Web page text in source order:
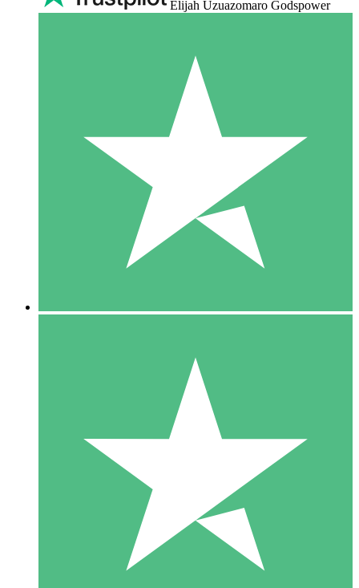
Elijah Uzuazomaro Godspower